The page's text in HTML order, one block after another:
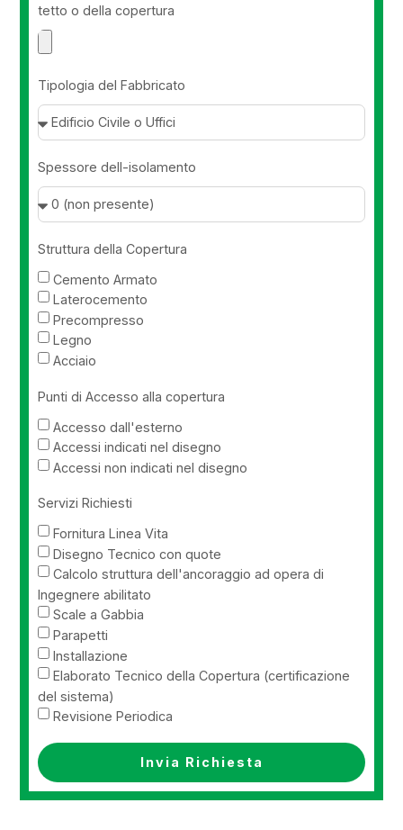
tetto o della copertura
Tipologia del Fabbricato
Spessore dell-isolamento
Struttura della Copertura
Cemento Armato
Laterocemento
Precompresso
Legno
Acciaio
Punti di Accesso alla copertura
Accesso dall'esterno
Accessi indicati nel disegno
Accessi non indicati nel disegno
Servizi Richiesti
Fornitura Linea Vita
Disegno Tecnico con quote
Calcolo struttura dell'ancoraggio ad opera di
Ingegnere abilitato
Scale a Gabbia
Parapetti
Installazione
Elaborato Tecnico della Copertura (certificazione
del sistema)
Revisione Periodica
Invia Richiesta